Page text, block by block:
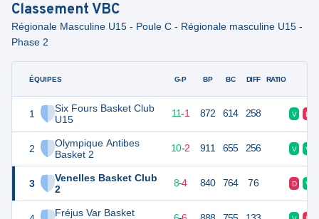
Classement VBC
Régionale Masculine U15 - Poule C - Régionale masculine U15 -
Phase 2
ÉQUIPES
1
Six Fours Basket Club
U15
2
Olympique Antibes
Basket 2
3
Venelles Basket Club
2
Fréjus Var Basket
G-P BP BC DIFF RATIO
23 12 11-1 872 614 258 V D
22 10-2 911 655 256 V V
20 12 8-4 840 764 76 D V